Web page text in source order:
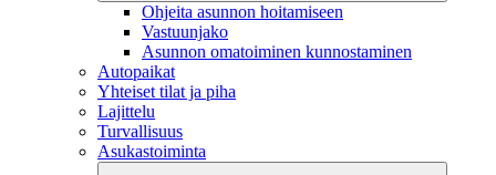
Ohjeita asunnon hoitamiseen
Vastuunjako
Asunnon omatoiminen kunnostaminen
Autopaikat
Yhteiset tilat ja piha
Lajittelu
Turvallisuus
Asukastoiminta